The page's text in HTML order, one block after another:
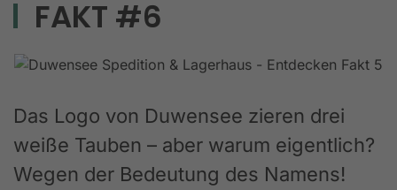
FAKT #6
Das Logo von Duwensee zieren drei
weiße Tauben – aber warum eigentlich?
Wegen der Bedeutung des Namens!